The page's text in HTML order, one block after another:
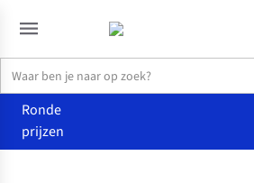
Ronde
prijzen